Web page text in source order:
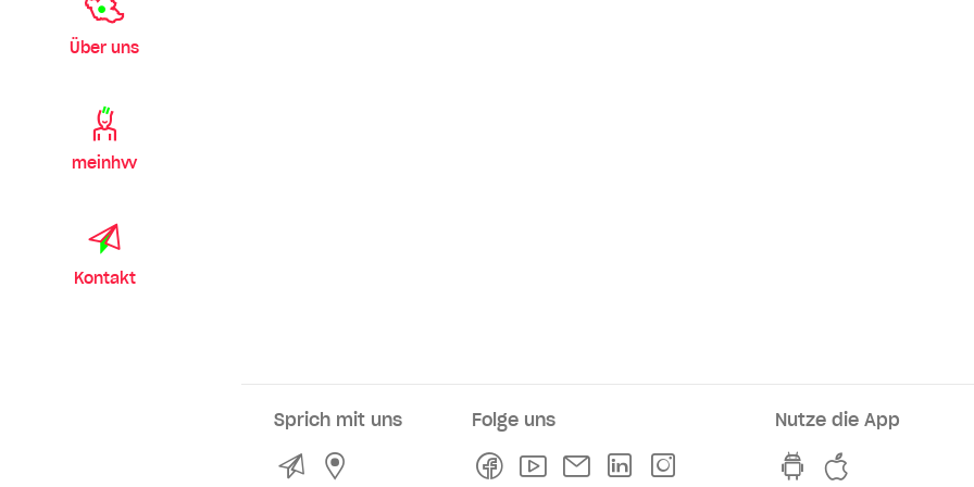
Über uns
meinhvv
Kontakt
Sprich mit uns
KontaktService- und Verkaufsstellen
Folge uns
FacebookYoutubeNewsletterLinkedln
Nutze die App
hvv switch App